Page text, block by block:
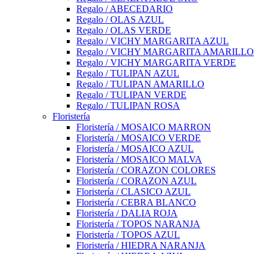
Regalo / ABECEDARIO
Regalo / OLAS AZUL
Regalo / OLAS VERDE
Regalo / VICHY MARGARITA AZUL
Regalo / VICHY MARGARITA AMARILLO
Regalo / VICHY MARGARITA VERDE
Regalo / TULIPAN AZUL
Regalo / TULIPAN AMARILLO
Regalo / TULIPAN VERDE
Regalo / TULIPAN ROSA
Floristería
Floristería / MOSAICO MARRON
Floristería / MOSAICO VERDE
Floristería / MOSAICO AZUL
Floristería / MOSAICO MALVA
Floristería / CORAZON COLORES
Floristería / CORAZON AZUL
Floristería / CLASICO AZUL
Floristería / CEBRA BLANCO
Floristería / DALIA ROJA
Floristería / TOPOS NARANJA
Floristería / TOPOS AZUL
Floristería / HIEDRA NARANJA